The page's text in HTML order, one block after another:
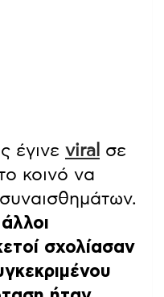
έγινε viral σε
κοινό να
σχολίασαν